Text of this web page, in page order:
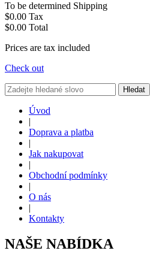
To be determined Shipping
$0.00 Tax
$0.00 Total
Prices are tax included
Check out
Hledat
Úvod
|
Doprava a platba
|
Jak nakupovat
|
Obchodní podmínky
|
O nás
|
Kontakty
NAŠE NABÍDKA